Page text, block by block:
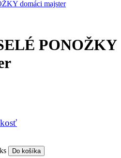
PONOŽKY
ks Do košíka